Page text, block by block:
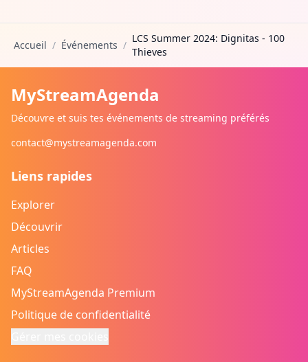
Accueil / Événements /
LCS Summer 2024: Dignitas - 100
Thieves
MyStreamAgenda
Découvre et suis tes événements de streaming préférés
contact@mystreamagenda.com
Liens rapides
Explorer
Découvrir
Articles
FAQ
MyStreamAgenda Premium
Politique de confidentialité